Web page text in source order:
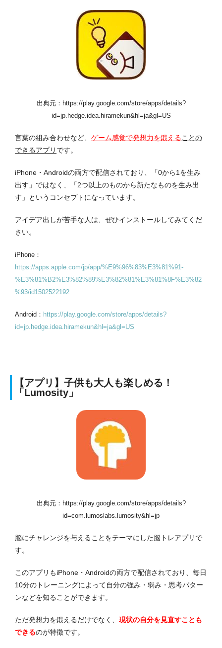
出典元：https://play.google.com/store/apps/details?
id=jp.hedge.idea.hiramekun&hl=ja&gl=US
言葉の組み合わせなど、 ゲーム感覚で発想力を鍛えることの
できるアプリ です。
iPhone・Androidの両方で配信されており、「0から1を生み
出す」ではなく、「2つ以上のものから新たなものを生み出
す」というコンセプトになっています。
アイデア出しが苦手な人は、ぜひインストールしてみてくだ
さい。
iPhone：
https://apps.apple.com/jp/app/%E9%96%83%E3%81%91-
%E3%81%B2%E3%82%89%E3%82%81%E3%81%8F%E3%82
%93/id1502522192
Android： https://play.google.com/store/apps/details?
id=jp.hedge.idea.hiramekun&hl=ja&gl=US
【アプリ】子供も大人も楽しめる！
「Lumosity」
出典元：https://play.google.com/store/apps/details?
id=com.lumoslabs.lumosity&hl=jp
脳にチャレンジを与えることをテーマにした脳トレアプリで
す。
このアプリもiPhone・Androidの両方で配信されており、毎日
10分のトレーニングによって自分の強み・弱み・思考パター
ンなどを知ることができます。
ただ発想力を鍛えるだけでなく、 現状の自分を見直すことも
できるのが特徴です。